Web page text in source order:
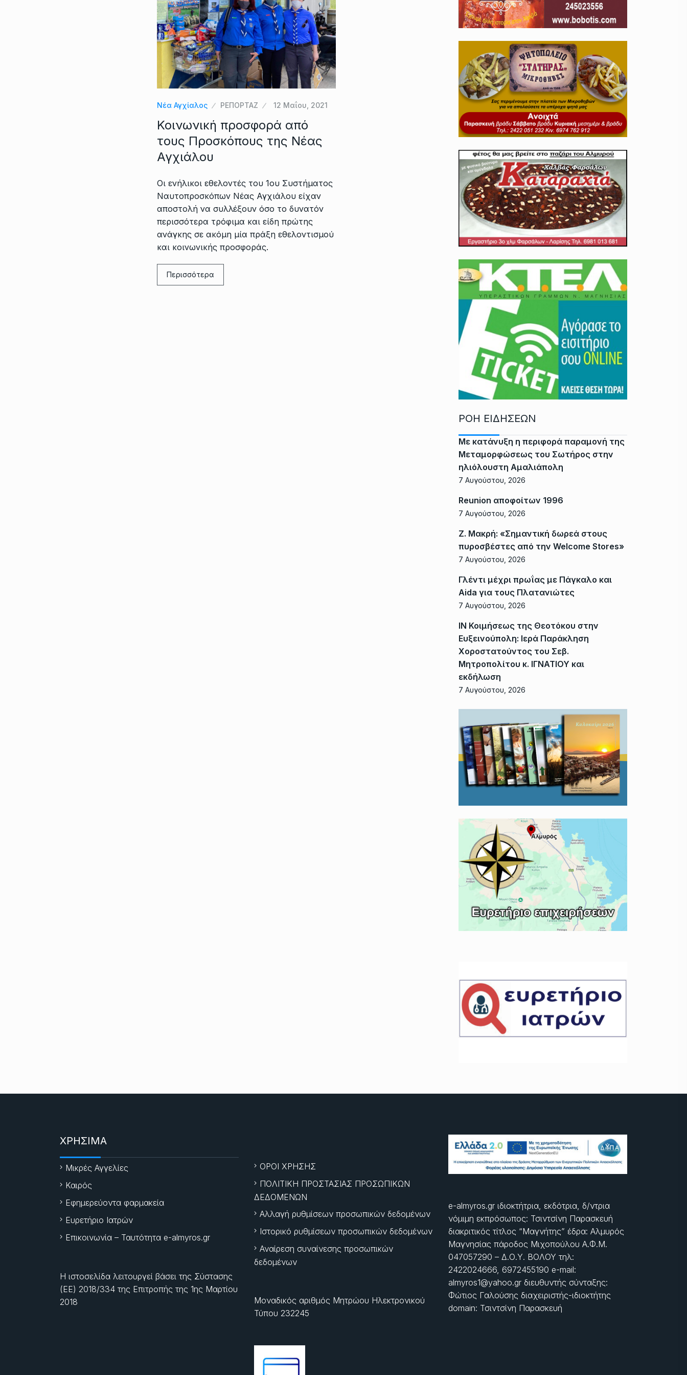
Νέα Αγχίαλος ΡΕΠΟΡΤΑΖ 12 Μαΐου, 2021
Κοινωνική προσφορά από
τους Προσκόπους της Νέας
Αγχιάλου
Οι ενήλικοι εθελοντές του 1ου Συστήματος
Ναυτοπροσκόπων Νέας Αγχιάλου είχαν
αποστολή να συλλέξουν όσο το δυνατόν
περισσότερα τρόφιμα και είδη πρώτης
ανάγκης σε ακόμη μία πράξη εθελοντισμού
και κοινωνικής προσφοράς.
Περισσότερα
ΡΟΗ ΕΙΔΗΣΕΩΝ
Με κατάνυξη η περιφορά παραμονή της
Μεταμορφώσεως του Σωτήρος στην
ηλιόλουστη Αμαλιάπολη
7 Αυγούστου, 2026
Reunion αποφοίτων 1996
7 Αυγούστου, 2026
Ζ. Μακρή: «Σημαντική δωρεά στους
πυροσβέστες από την Welcome Stores»
7 Αυγούστου, 2026
Γλέντι μέχρι πρωΐας με Πάγκαλο και
Aida για τους Πλατανιώτες
7 Αυγούστου, 2026
ΙΝ Κοιμήσεως της Θεοτόκου στην
Ευξεινούπολη: Ιερά Παράκληση
Χοροστατούντος του Σεβ.
Μητροπολίτου κ. ΙΓΝΑΤΙΟΥ και
εκδήλωση
7 Αυγούστου, 2026
ΧΡΗΣΙΜΑ
Μικρές Αγγελίες
Καιρός
Εφημερεύοντα φαρμακεία
Ευρετήριο Ιατρών
Επικοινωνία – Ταυτότητα e-almyros.gr
Η ιστοσελίδα λειτουργεί βάσει της Σύστασης
(ΕΕ) 2018/334 της Επιτροπής της 1ης Μαρτίου
2018
ΟΡΟΙ ΧΡΗΣΗΣ
ΠΟΛΙΤΙΚΗ ΠΡΟΣΤΑΣΙΑΣ ΠΡΟΣΩΠΙΚΩΝ
ΔΕΔΟΜΕΝΩΝ
Αλλαγή ρυθμίσεων προσωπικών δεδομένων
Ιστορικό ρυθμίσεων προσωπικών δεδομένων
Αναίρεση συναίνεσης προσωπικών
δεδομένων
Μοναδικός αριθμός Μητρώου Ηλεκτρονικού
Τύπου 232245
e-almyros.gr ιδιοκτήτρια, εκδότρια, δ/ντρια
νόμιμη εκπρόσωπος: Τσιντσίνη Παρασκευή
διακριτικός τίτλος “Μαγνήτης” έδρα: Αλμυρός
Μαγνησίας πάροδος Μιχοπούλου Α.Φ.Μ.
047057290 – Δ.Ο.Υ. ΒΟΛΟΥ τηλ:
2422024666, 6972455190 e-mail:
almyros1@yahoo.gr διευθυντής σύνταξης:
Φώτιος Γαλούσης διαχειριστής-ιδιοκτήτης
domain: Τσιντσίνη Παρασκευή